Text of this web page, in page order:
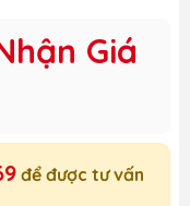
Giá
để được tư vấn